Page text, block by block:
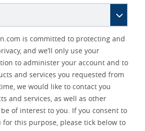
is committed to protecting and
and we’ll only use your
to administer your account and to
and services you requested from
we would like to contact you
and services, as well as other
of interest to you. If you consent to
for this purpose, please tick below to